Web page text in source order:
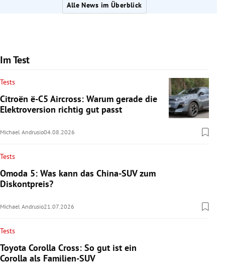
Alle News im Überblick
Im Test
Tests
Citroën ë-C5 Aircross: Warum gerade die
Elektroversion richtig gut passt
Michael Andrusio04.08.2026
Tests
Omoda 5: Was kann das China-SUV zum
Diskontpreis?
Michael Andrusio21.07.2026
Tests
Toyota Corolla Cross: So gut ist ein
Corolla als Familien-SUV